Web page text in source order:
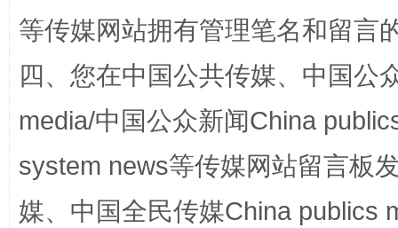
漫山遍野的桃花与雪山、麦地、白藏房
等传媒网站拥有管理笔名和留言
四、您在中国公共传媒、中国公
media/中国公众新闻China
system news等传媒网站留言板
媒、中国全民传媒China publics